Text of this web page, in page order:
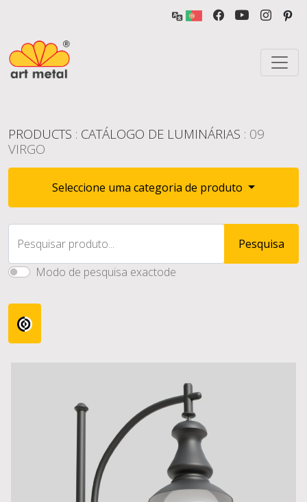
PRODUCTS : CATÁLOGO DE LUMINÁRIAS : 09
VIRGO
Seleccione uma categoria de produto
Pesquisar produto...
Pesquisa
Modo de pesquisa exactode